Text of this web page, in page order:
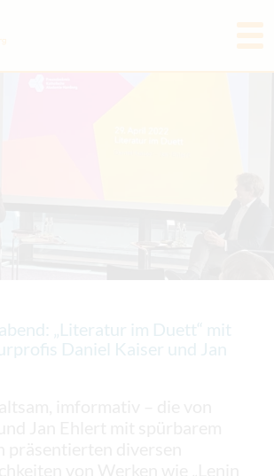
Freunde & Förderer
Kontakt
„Literatur im Duett“ mit
Daniel Kaiser und Jan